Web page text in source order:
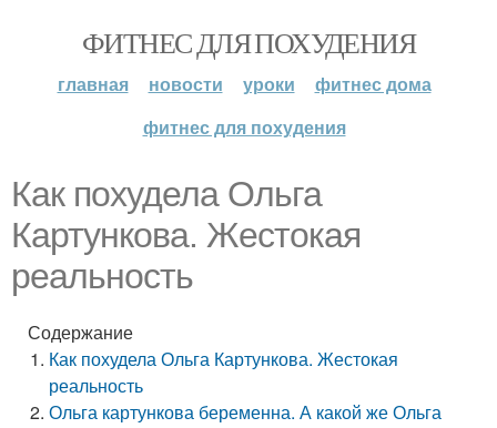
ФИТНЕС ДЛЯ ПОХУДЕНИЯ
главная новости уроки
фитнес дома
фитнес для похудения
Как похудела Ольга
Картункова. Жестокая
реальность
Содержание
Как похудела Ольга Картункова. Жестокая
реальность
Ольга картункова беременна. А какой же Ольга